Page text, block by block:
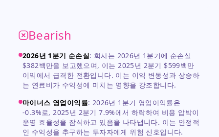
Bearish
2026년 1분기 순손실: 회사는 2026년 1분기에 순손실
$382백만을 보고했으며, 이는 2025년 2분기 $599백만
이익에서 급격한 전환입니다. 이는 이익 변동성과 상승하
는 연료비가 수익성에 미치는 영향을 강조합니다.
마이너스 영업이익률: 2026년 1분기 영업이익률은
-0.3%로, 2025년 2분기 7.9%에서 하락하여 비용 압박이
운영 효율성을 잠식하고 있음을 나타냅니다. 이는 안정적
인 수익성을 추구하는 투자자에게 위험 신호입니다.